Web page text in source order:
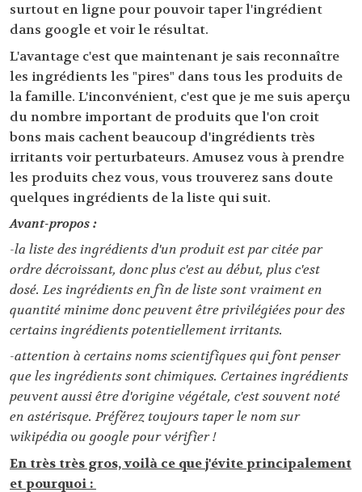
surtout en ligne pour pouvoir taper l'ingrédient
dans google et voir le résultat.
L'avantage c'est que maintenant je sais reconnaître
les ingrédients les "pires" dans tous les produits de
la famille. L'inconvénient, c'est que je me suis aperçu
du nombre important de produits que l'on croit
bons mais cachent beaucoup d'ingrédients très
irritants voir perturbateurs. Amusez vous à prendre
les produits chez vous, vous trouverez sans doute
quelques ingrédients de la liste qui suit.
Avant-propos :
-la liste des ingrédients d'un produit est par citée par
ordre décroissant, donc plus c'est au début, plus c'est
dosé. Les ingrédients en fin de liste sont vraiment en
quantité minime donc peuvent être privilégiées pour des
certains ingrédients potentiellement irritants.
-attention à certains noms scientifiques qui font penser
que les ingrédients sont chimiques. Certaines ingrédients
peuvent aussi être d'origine végétale, c'est souvent noté
en astérisque. Préférez toujours taper le nom sur
wikipédia ou google pour vérifier !
En très très gros, voilà ce que j'évite principalement
et pourquoi :